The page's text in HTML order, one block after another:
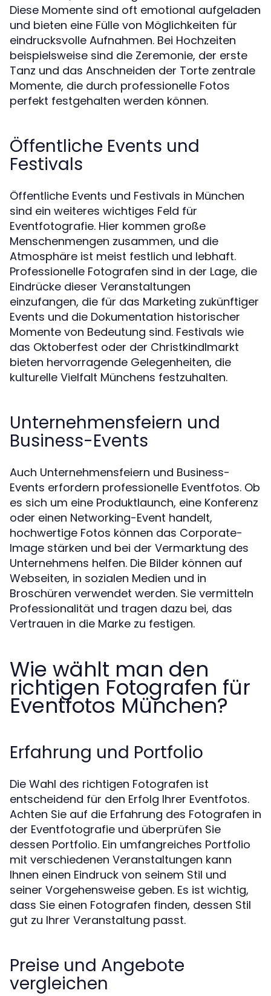
Diese Momente sind oft emotional aufgeladen
und bieten eine Fülle von Möglichkeiten für
eindrucksvolle Aufnahmen. Bei Hochzeiten
beispielsweise sind die Zeremonie, der erste
Tanz und das Anschneiden der Torte zentrale
Momente, die durch professionelle Fotos
perfekt festgehalten werden können.
Öffentliche Events und
Festivals
Öffentliche Events und Festivals in München
sind ein weiteres wichtiges Feld für
Eventfotografie. Hier kommen große
Menschenmengen zusammen, und die
Atmosphäre ist meist festlich und lebhaft.
Professionelle Fotografen sind in der Lage, die
Eindrücke dieser Veranstaltungen
einzufangen, die für das Marketing zukünftiger
Events und die Dokumentation historischer
Momente von Bedeutung sind. Festivals wie
das Oktoberfest oder der Christkindlmarkt
bieten hervorragende Gelegenheiten, die
kulturelle Vielfalt Münchens festzuhalten.
Unternehmensfeiern und
Business-Events
Auch Unternehmensfeiern und Business-
Events erfordern professionelle Eventfotos. Ob
es sich um eine Produktlaunch, eine Konferenz
oder einen Networking-Event handelt,
hochwertige Fotos können das Corporate-
Image stärken und bei der Vermarktung des
Unternehmens helfen. Die Bilder können auf
Webseiten, in sozialen Medien und in
Broschüren verwendet werden. Sie vermitteln
Professionalität und tragen dazu bei, das
Vertrauen in die Marke zu festigen.
Wie wählt man den
richtigen Fotografen für
Eventfotos München?
Erfahrung und Portfolio
Die Wahl des richtigen Fotografen ist
entscheidend für den Erfolg Ihrer Eventfotos.
Achten Sie auf die Erfahrung des Fotografen in
der Eventfotografie und überprüfen Sie
dessen Portfolio. Ein umfangreiches Portfolio
mit verschiedenen Veranstaltungen kann
Ihnen einen Eindruck von seinem Stil und
seiner Vorgehensweise geben. Es ist wichtig,
dass Sie einen Fotografen finden, dessen Stil
gut zu Ihrer Veranstaltung passt.
Preise und Angebote
vergleichen